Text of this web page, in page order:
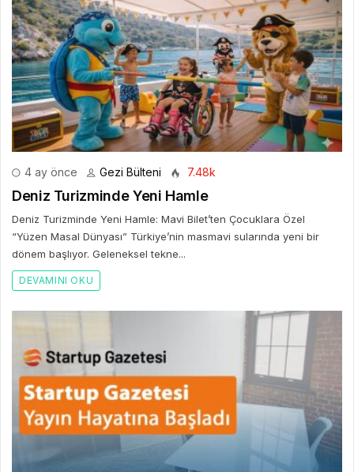
4 ay önce Gezi Bülteni 7.48k
Deniz Turizminde Yeni Hamle
Deniz Turizminde Yeni Hamle: Mavi Bilet’ten Çocuklara Özel
“Yüzen Masal Dünyası” Türkiye’nin masmavi sularında yeni bir
dönem başlıyor. Geleneksel tekne...
DEVAMINI OKU